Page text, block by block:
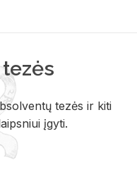
tezės ir kiti
įgyti.